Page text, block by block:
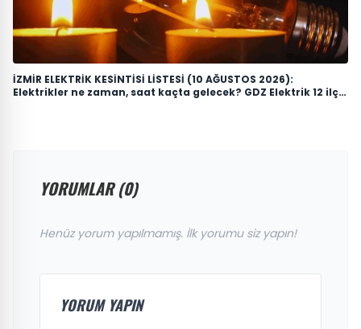
İZMİR ELEKTRİK KESİNTİSİ LİSTESİ (10 AĞUSTOS 2026):
Elektrikler ne zaman, saat kaçta gelecek? GDZ Elektrik 12 ilçe
YORUMLAR (0)
Henüz yorum yapılmamış. İlk yorumu siz yapın!
YORUM YAPIN